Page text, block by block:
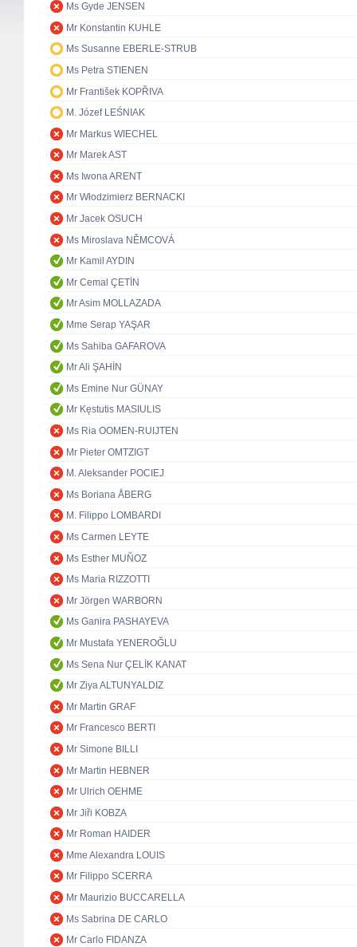
Ms Gyde JENSEN
Mr Konstantin KUHLE
Ms Susanne EBERLE-STRUB
Ms Petra STIENEN
Mr František KOPŘIVA
M. Józef LEŚNIAK
Mr Markus WIECHEL
Mr Marek AST
Ms Iwona ARENT
Mr Włodzimierz BERNACKI
Mr Jacek OSUCH
Ms Miroslava NĚMCOVÁ
Mr Kamil AYDIN
Mr Cemal ÇETİN
Mr Asim MOLLAZADA
Mme Serap YAŞAR
Ms Sahiba GAFAROVA
Mr Ali ŞAHİN
Ms Emine Nur GÜNAY
Mr Kęstutis MASIULIS
Ms Ria OOMEN-RUIJTEN
Mr Pieter OMTZIGT
M. Aleksander POCIEJ
Ms Boriana ÅBERG
M. Filippo LOMBARDI
Ms Carmen LEYTE
Ms Esther MUÑOZ
Ms Maria RIZZOTTI
Mr Jörgen WARBORN
Ms Ganira PASHAYEVA
Mr Mustafa YENEROĞLU
Ms Sena Nur ÇELİK KANAT
Mr Ziya ALTUNYALDIZ
Mr Martin GRAF
Mr Francesco BERTI
Mr Simone BILLI
Mr Martin HEBNER
Mr Ulrich OEHME
Mr Jiři KOBZA
Mr Roman HAIDER
Mme Alexandra LOUIS
Mr Filippo SCERRA
Mr Maurizio BUCCARELLA
Ms Sabrina DE CARLO
Mr Carlo FIDANZA